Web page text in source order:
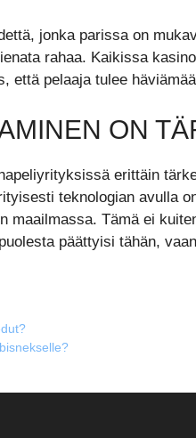
jonka parissa on
rahaa. Kaikissa
että pelaaja tulee
ON
erittäin
teknologian avulla
maailmassa. Tämä ei
päättyisi tähän,